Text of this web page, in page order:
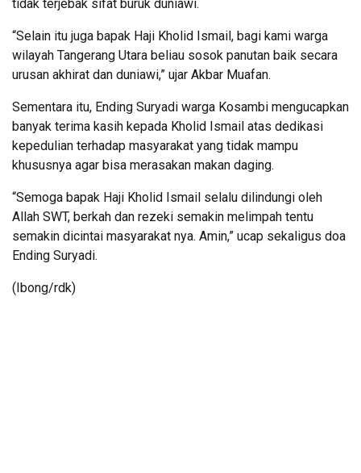
tidak terjebak sifat buruk duniawi.
“Selain itu juga bapak Haji Kholid Ismail, bagi kami warga
wilayah Tangerang Utara beliau sosok panutan baik secara
urusan akhirat dan duniawi,” ujar Akbar Muafan.
Sementara itu, Ending Suryadi warga Kosambi mengucapkan
banyak terima kasih kepada Kholid Ismail atas dedikasi
kepedulian terhadap masyarakat yang tidak mampu
khususnya agar bisa merasakan makan daging.
“Semoga bapak Haji Kholid Ismail selalu dilindungi oleh
Allah SWT, berkah dan rezeki semakin melimpah tentu
semakin dicintai masyarakat nya. Amin,” ucap sekaligus doa
Ending Suryadi.
(Ibong/rdk)